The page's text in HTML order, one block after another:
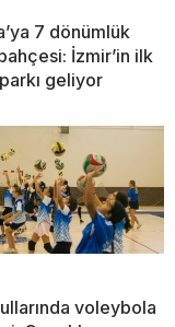
7 dönümlük
İzmir’in ilk
geliyor
voleybola